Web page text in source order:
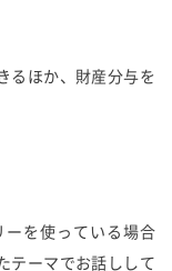
るほか、財産分与を
を使っている場合
テーマでお話しして